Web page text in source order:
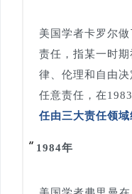
美国学者卡罗尔
责任，指某一时
律、伦理和自由
任意责任，在
任由三大责任领
1984年